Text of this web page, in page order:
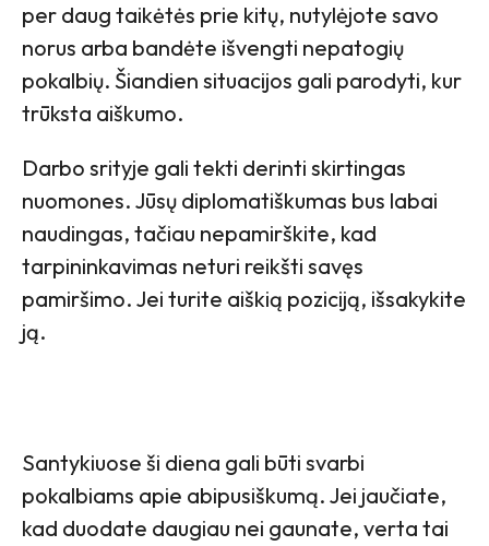
per daug taikėtės prie kitų, nutylėjote savo
norus arba bandėte išvengti nepatogių
pokalbių. Šiandien situacijos gali parodyti, kur
trūksta aiškumo.
Darbo srityje gali tekti derinti skirtingas
nuomones. Jūsų diplomatiškumas bus labai
naudingas, tačiau nepamirškite, kad
tarpininkavimas neturi reikšti savęs
pamiršimo. Jei turite aiškią poziciją, išsakykite
ją.
Santykiuose ši diena gali būti svarbi
pokalbiams apie abipusiškumą. Jei jaučiate,
kad duodate daugiau nei gaunate, verta tai